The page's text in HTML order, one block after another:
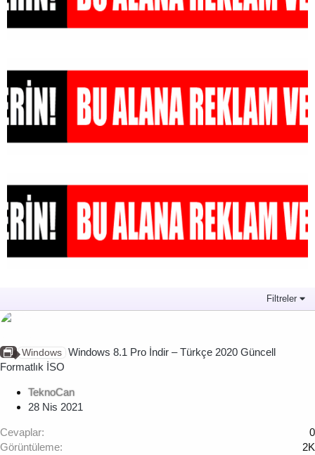
Filtreler
Windows Windows 8.1 Pro İndir – Türkçe 2020 Güncell
Formatlık İSO
TeknoCan
28 Nis 2021
Cevaplar
0
Görüntüleme
2K